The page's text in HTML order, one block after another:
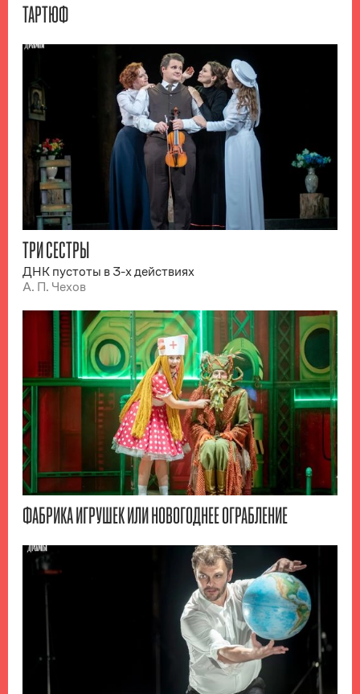
ТАРТЮФ
ТРИ СЕСТРЫ
ДНК пустоты в 3-х действиях
А. П. Чехов
ФАБРИКА ИГРУШЕК ИЛИ НОВОГОДНЕЕ ОГРАБЛЕНИЕ